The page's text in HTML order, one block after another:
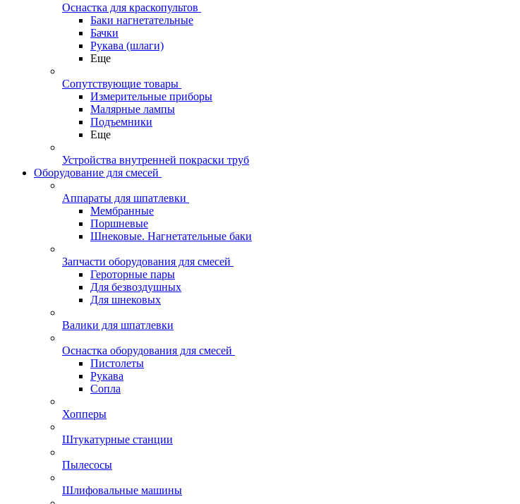
Оснастка для краскопультов
Баки нагнетательные
Бачки
Рукава (шлаги)
Еще
Сопутствующие товары
Измерительные приборы
Малярные лампы
Подъемники
Еще
Устройства внутренней покраски труб
Оборудование для смесей
Аппараты для шпатлевки
Мембранные
Поршневые
Шнековые. Нагнетательные баки
Запчасти оборудования для смесей
Героторные пары
Для безвоздушных
Для шнековых
Валики для шпатлевки
Оснастка оборудования для смесей
Пистолеты
Рукава
Сопла
Хопперы
Штукатурные станции
Пылесосы
Шлифовальные машины